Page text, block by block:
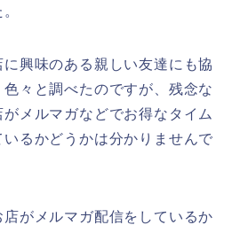
興味のある親しい友達にも協
々と調べたのですが、残念な
メルマガなどでお得なタイム
るかどうかは分かりませんで
がメルマガ配信をしているか